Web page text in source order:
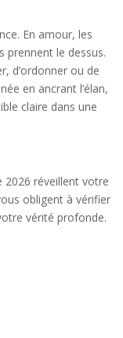
En amour, les
prennent le dessus.
d’ordonner ou de
en ancrant l’élan,
claire dans une
2026 réveillent votre
obligent à vérifier
vérité profonde.